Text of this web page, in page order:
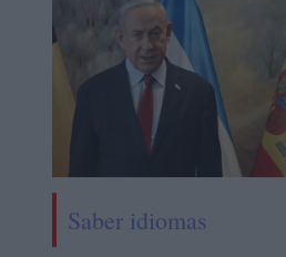
Saber idiomas